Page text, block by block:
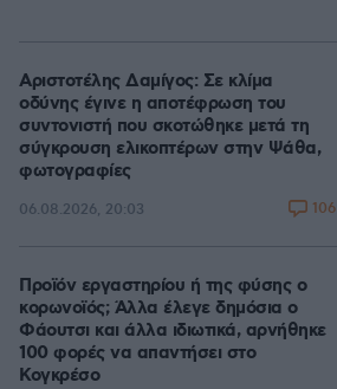
Αριστοτέλης Δαμίγος: Σε κλίμα
οδύνης έγινε η αποτέφρωση του
συντονιστή που σκοτώθηκε μετά τη
σύγκρουση ελικοπτέρων στην Ψάθα,
φωτογραφίες
06.08.2026, 20:03 106
Προϊόν εργαστηρίου ή της φύσης ο
κορωνοϊός; Άλλα έλεγε δημόσια ο
Φάουτσι και άλλα ιδιωτικά, αρνήθηκε
100 φορές να απαντήσει στο
Κογκρέσο